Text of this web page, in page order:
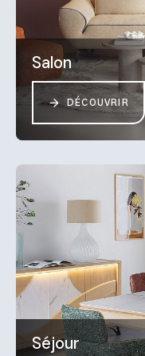
Salon
DÉCOUVRIR
Séjour